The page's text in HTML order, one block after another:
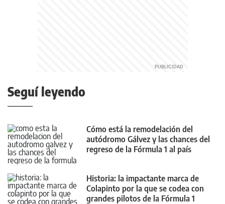
Seguí leyendo
Cómo está la remodelación del
autódromo Gálvez y las chances del
regreso de la Fórmula 1 al país
Historia: la impactante marca de
Colapinto por la que se codea con
grandes pilotos de la Fórmula 1